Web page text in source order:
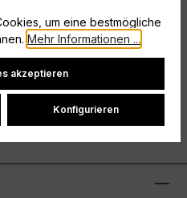
Kordel für optimalen
Mehr
um eine bestmögliche
Mehr Informationen ...
akzeptieren
Konfigurieren